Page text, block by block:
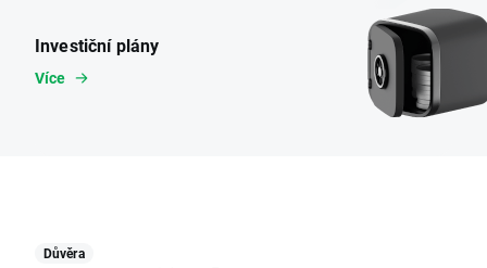
Investiční plány
Více
Důvěra